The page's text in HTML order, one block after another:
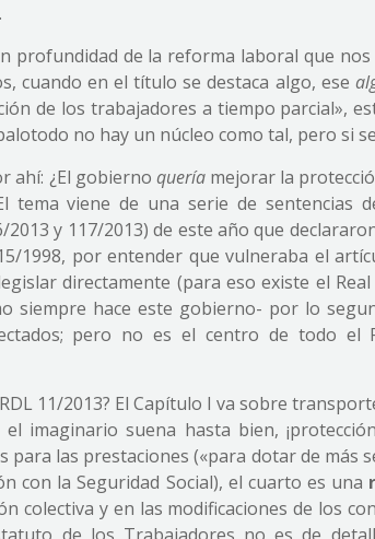
profundidad de la reforma laboral que
cuando en el título se destaca algo, ese
de los trabajadores a tiempo parcial»,
no hay un núcleo como tal, pero si
ahí: ¿El gobierno queríamejorar la
tema viene de una serie de sentencias
2013 y 117/2013) de este año que
1998, por entender que vulneraba el
directamente (para eso existe el
siempre hace este gobierno- por lo
pero no es el centro de todo el
11/2013? El Capítulo I va sobre
imaginario suena hasta bien,
para las prestaciones («para dotar de más
con la Seguridad Social), el cuarto es una
colectiva y en las modificaciones de los